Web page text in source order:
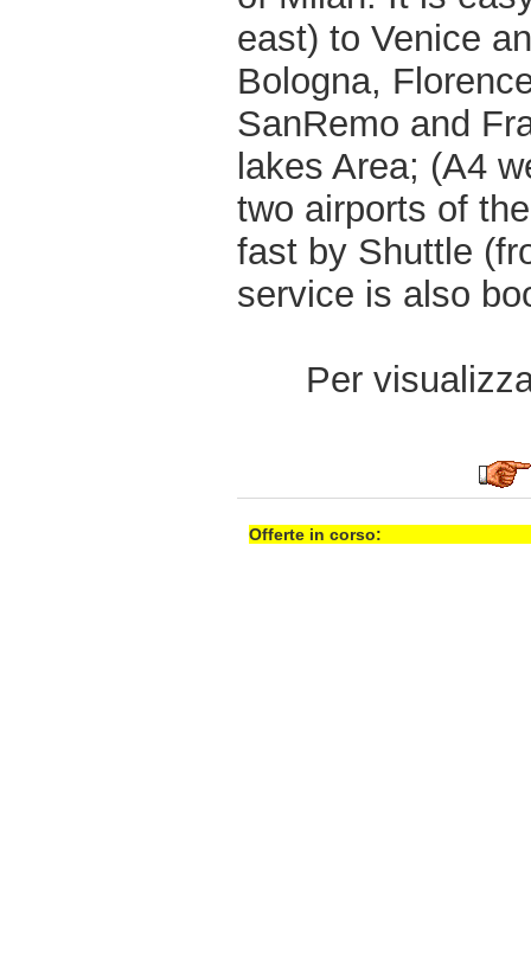
east) to Venice
Bologna,
SanRemo and
lakes Area; (A4
two airports of
fast by Shuttle
service is also
Per
Offerte in corso: